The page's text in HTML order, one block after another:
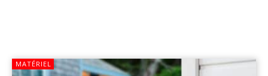
MATÉRIEL